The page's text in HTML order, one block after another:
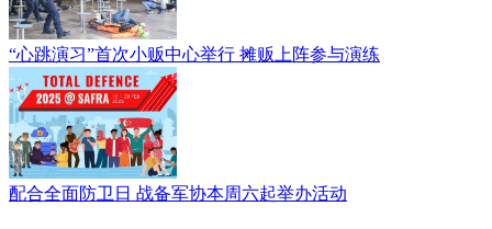
“心跳演习”首次小贩中心举行 摊贩上阵参与演练
配合全面防卫日 战备军协本周六起举办活动